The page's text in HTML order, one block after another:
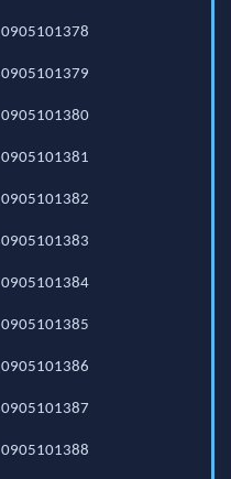
0905101378
0905101379
0905101380
0905101381
0905101382
0905101383
0905101384
0905101385
0905101386
0905101387
0905101388